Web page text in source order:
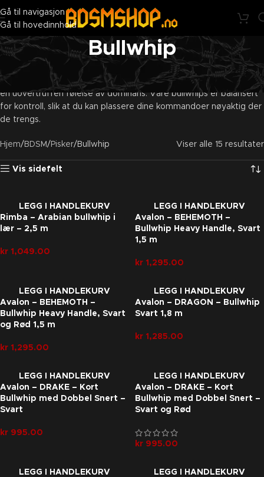
Gå til navigasjon
Gå til hovedinnhold
BDSMshop - Nå penere på utsiden. Like skitten på innsiden ;)
Bullwhip
For eksperten som krever lengde og presisjon. En bullwhip krever
plass og teknikk, men gir tilbake i form av et øredøvende smell og
en uovertruffen følelse av dominans. Våre bullwhips er balansert
for kontroll, slik at du kan plassere dine kommandoer nøyaktig der
de trengs.
Hjem BDSM Pisker Bullwhip Viser alle 15 resultater
Vis sidefelt
LEGG I HANDLEKURV
Rimba – Arabian bullwhip i
lær – 2,5 m
kr 1,049.00
LEGG I HANDLEKURV
Avalon – BEHEMOTH –
Bullwhip Heavy Handle, Svart
1,5 m
kr 1,295.00
LEGG I HANDLEKURV
Avalon – BEHEMOTH –
Bullwhip Heavy Handle, Svart
og Rød 1,5 m
kr 1,295.00
LEGG I HANDLEKURV
Avalon – DRAGON – Bullwhip
Svart 1,8 m
kr 1,285.00
LEGG I HANDLEKURV
Avalon – DRAKE – Kort
Bullwhip med Dobbel Snert –
Svart
kr 995.00
LEGG I HANDLEKURV
Avalon – DRAKE – Kort
Bullwhip med Dobbel Snert –
Svart og Rød
kr 995.00
LEGG I HANDLEKURV
LEGG I HANDLEKURV